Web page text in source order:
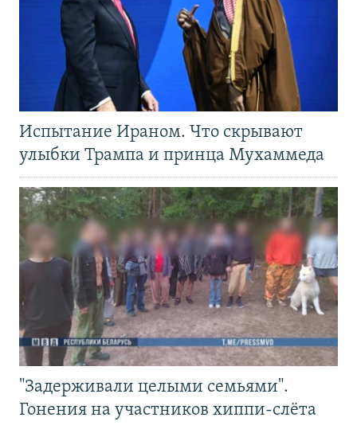
Испытание Ираном. Что скрывают
улыбки Трампа и принца Мухаммеда
"Задерживали целыми семьями".
Гонения на участников хиппи-слёта